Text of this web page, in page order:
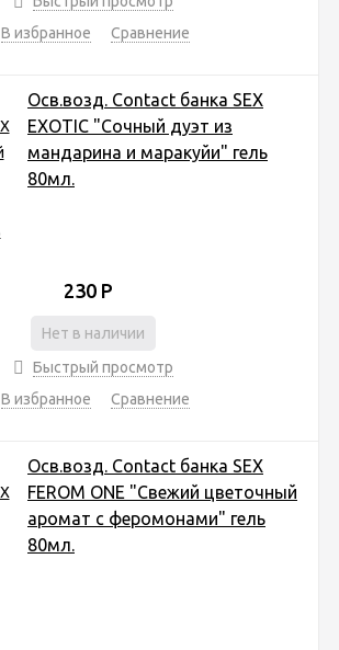
В избранное
Сравнение
Осв.возд. Соntact банка SEX
EXOTIC "Сочный дуэт из
мандарина и маракуйи" гель
80мл.
230 Р
Нет в наличии
Быстрый просмотр
В избранное
Сравнение
Осв.возд. Соntact банка SEX
FEROM ONE "Свежий цветочный
аромат с феромонами" гель
80мл.